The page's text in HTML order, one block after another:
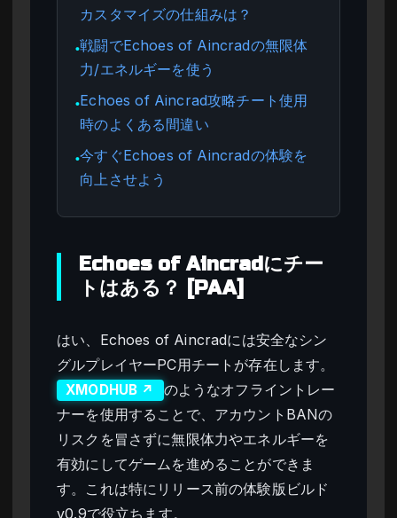
カスタマイズの仕組みは？
●戦闘でEchoes of Aincradの無限体
力/エネルギーを使う
●Echoes of Aincrad攻略チート使用
時のよくある間違い
●今すぐEchoes of Aincradの体験を
向上させよう
Echoes of Aincradにチー
トはある？ [PAA]
はい、Echoes of Aincradには安全なシン
グルプレイヤーPC用チートが存在します。
XMODHUB ↗
のようなオフライントレー
ナーを使用することで、アカウントBANの
リスクを冒さずに無限体力やエネルギーを
有効にしてゲームを進めることができま
す。これは特にリリース前の体験版ビルド
v0.9で役立ちます。